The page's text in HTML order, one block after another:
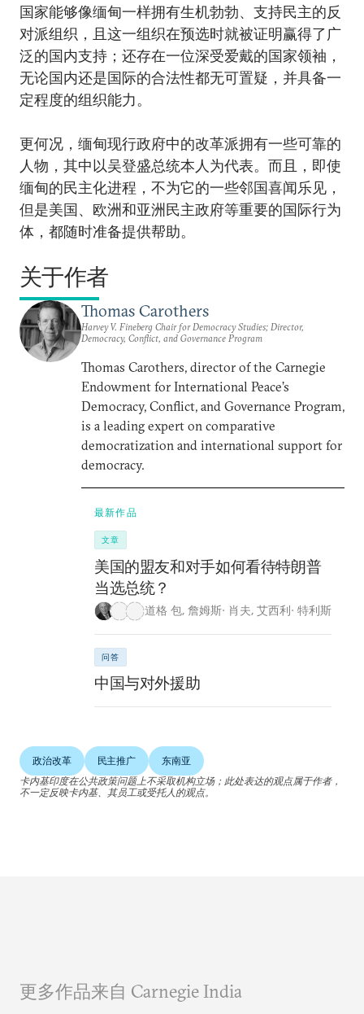
国家能够像缅甸一样拥有生机勃勃、支持民主的反
对派组织，且这一组织在预选时就被证明赢得了广
泛的国内支持；还存在一位深受爱戴的国家领袖，
无论国内还是国际的合法性都无可置疑，并具备一
定程度的组织能力。
更何况，缅甸现行政府中的改革派拥有一些可靠的
人物，其中以吴登盛总统本人为代表。而且，即使
缅甸的民主化进程，不为它的一些邻国喜闻乐见，
但是美国、欧洲和亚洲民主政府等重要的国际行为
体，都随时准备提供帮助。
关于作者
Thomas Carothers
Harvey V. Fineberg Chair for Democracy Studies; Director,
Democracy, Conflict, and Governance Program
Thomas Carothers, director of the Carnegie
Endowment for International Peace’s
Democracy, Conflict, and Governance Program,
is a leading expert on comparative
democratization and international support for
democracy.
最新作品
文章
美国的盟友和对手如何看待特朗普
当选总统？
道格 包, 詹姆斯· 肖夫, 艾西利· 特利斯
问答
中国与对外援助
政治改革 民主推广
东南亚
卡内基印度在公共政策问题上不采取机构立场；此处表达的观点属于作者，
不一定反映卡内基、其员工或受托人的观点。
更多作品来自 Carnegie India